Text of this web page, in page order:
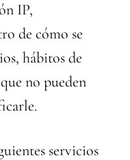
IP,
de cómo se
hábitos de
no pueden
servicios